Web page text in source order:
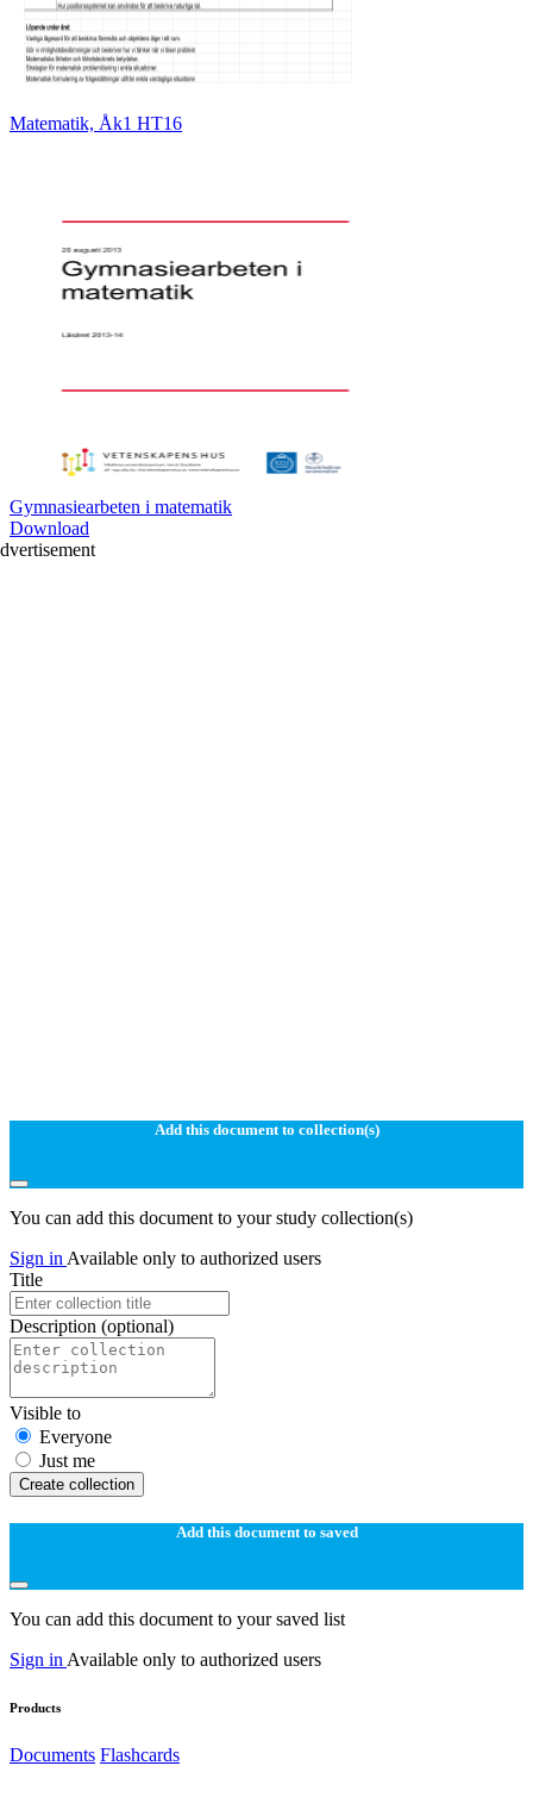
Matematik, Åk1 HT16
Gymnasiearbeten i matematik
Download
Add this document to collection(s)
You can add this document to your study collection(s)
Sign in Available only to authorized users
Title
Description (optional)
Visible to
Everyone
Just me
Create collection
Add this document to saved
You can add this document to your saved list
Sign in Available only to authorized users
Products
Documents Flashcards